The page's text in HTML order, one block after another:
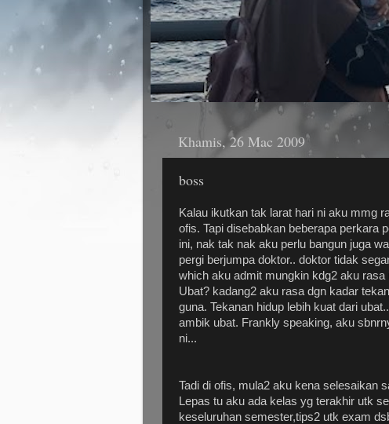
Khamis, 26 Mac 2009
boss
Kalau ikutkan tak larat hari ni aku mmg
ofis. Tapi disebabkan beberapa perkara
ini, nak tak nak aku perlu bangun juga
pergi berjumpa doktor.. doktor tidak
which aku admit mungkin kdg2 aku
Ubat? kadang2 aku rasa dgn kadar
guna. Tekanan hidup lebih kuat dari
ambik ubat. Frankly speaking, aku
ni...
Tadi di ofis, mula2 aku kena selesaikan
Lepas tu aku ada kelas yg terakhir utk
keseluruhan semester,tips2 utk exam